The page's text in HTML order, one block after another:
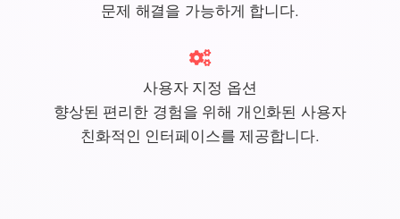
문제 해결을 가능하게 합니다.
사용자 지정 옵션
향상된 편리한 경험을 위해 개인화된 사용자
친화적인 인터페이스를 제공합니다.